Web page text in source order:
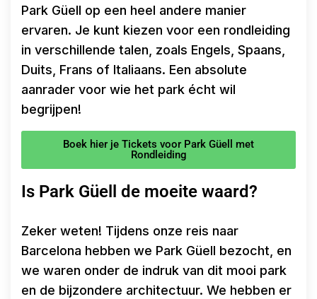
Park Güell op een heel andere manier
ervaren. Je kunt kiezen voor een rondleiding
in verschillende talen, zoals Engels, Spaans,
Duits, Frans of Italiaans. Een absolute
aanrader voor wie het park écht wil
begrijpen!
Boek hier je Tickets voor Park Güell met
Rondleiding
Is Park Güell de moeite waard?
Zeker weten! Tijdens onze reis naar
Barcelona hebben we Park Güell bezocht, en
we waren onder de indruk van dit mooi park
en de bijzondere architectuur. We hebben er